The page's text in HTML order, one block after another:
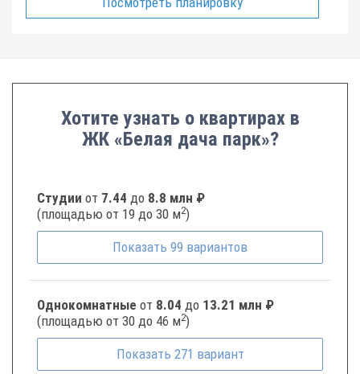
Хотите узнать о квартирах в
ЖК «Белая дача парк»?
Студии от 7.44 до 8.8 млн ₽
(площадью от 19 до 30 м2)
Показать 99 вариантов
Однокомнатные от 8.04 до 13.21 млн ₽
(площадью от 30 до 46 м2)
Показать 271 вариант